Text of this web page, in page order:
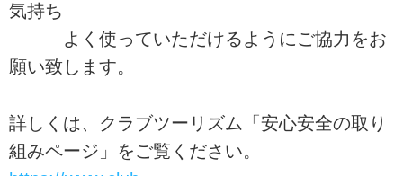
気持ち
よく使っていただけるようにご協力をお
願い致します。
詳しくは、クラブツーリズム「安心安全の取り
組みページ」をご覧ください。